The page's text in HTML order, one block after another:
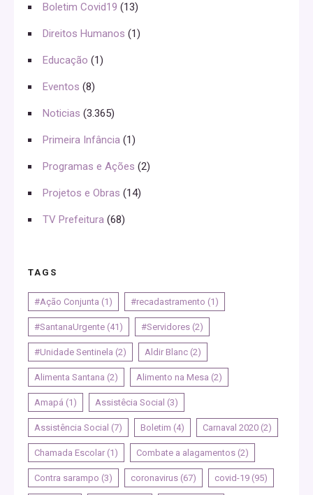
Boletim Covid19 (13)
Direitos Humanos (1)
Educação (1)
Eventos (8)
Noticias (3.365)
Primeira Infância (1)
Programas e Ações (2)
Projetos e Obras (14)
TV Prefeitura (68)
TAGS
#Ação Conjunta (1) #recadastramento (1)
#SantanaUrgente (41) #Servidores (2)
#Unidade Sentinela (2) Aldir Blanc (2)
Alimenta Santana (2) Alimento na Mesa (2)
Amapá (1) Assistêcia Social (3)
Assistência Social (7) Boletim (4) Carnaval 2020 (2)
Chamada Escolar (1) Combate a alagamentos (2)
Contra sarampo (3) coronavirus (67) covid-19 (95)